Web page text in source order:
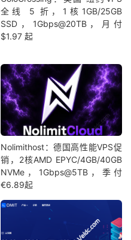
全线 5 折，1核1GB/25GB
SSD，1Gbps@20TB，月付
$1.97 起
Nolimithost：德国高性能VPS促
销，2核AMD EPYC/4GB/40GB
NVMe，1Gbps@5TB，季付
€6.89起